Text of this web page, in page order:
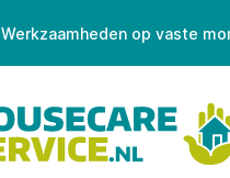
Werkzaamheden op vaste